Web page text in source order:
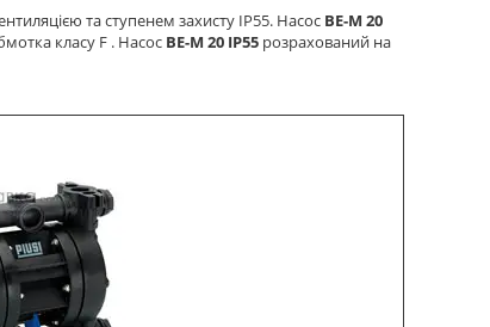
та ступенем захисту IP55. Насос BE-M 20
класу F . Насос BE-M 20 IP55 розрахований на